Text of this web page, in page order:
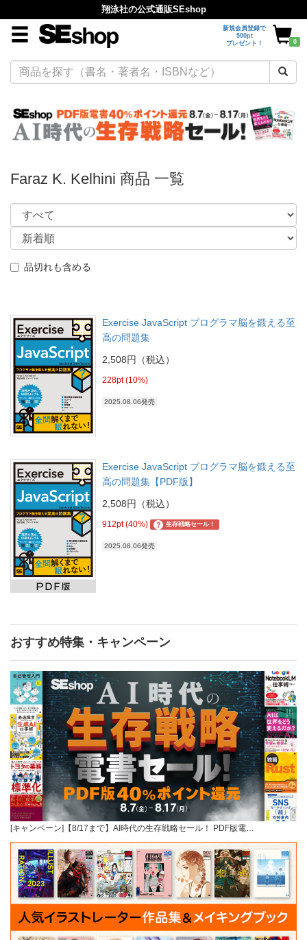
翔泳社の公式通販SEshop
新規会員登録で
500pt
プレゼント！
0
Faraz K. Kelhini 商品 一覧
品切れも含める
Exercise JavaScript プログラマ脳を鍛える至
高の問題集
2,508円（税込）
228pt (10%)
2025.08.06発売
Exercise JavaScript プログラマ脳を鍛える至
高の問題集【PDF版】
2,508円（税込）
912pt (40%) ? 生存戦略セール！
2025.08.06発売
おすすめ特集・キャンペーン
[キャンペーン]【8/17まで】AI時代の生存戦略セール！ PDF版電…